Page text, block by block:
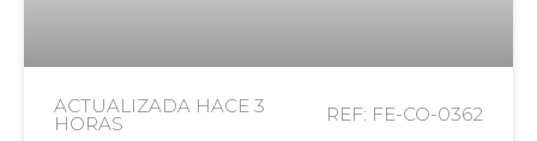
ACTUALIZADA HACE 3
HORAS REF: FE-CO-0362